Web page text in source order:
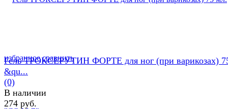
избранное сравнить
Гель ТРОКСЕРУТИН ФОРТЕ для ног (при варикозах)
&qu...
(0)
В наличии
274 руб.